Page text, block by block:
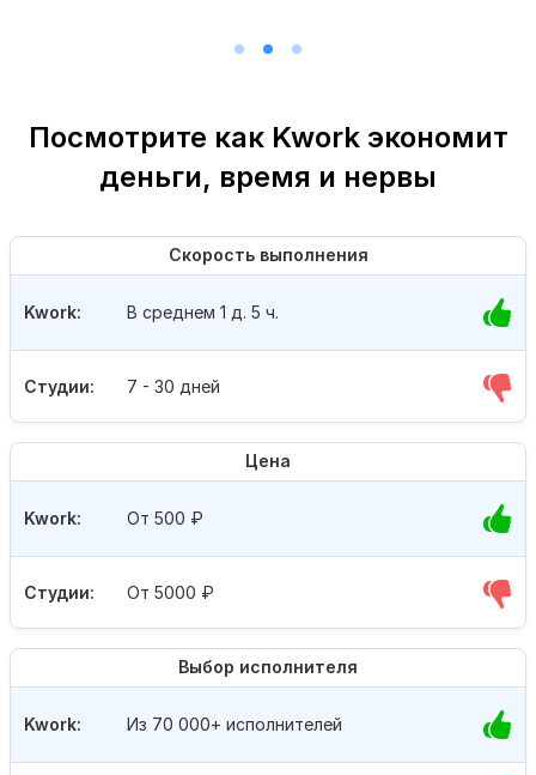
Посмотрите как Kwork экономит
деньги, время и нервы
Скорость выполнения
Студии: 7 - 30 дней
Kwork: В среднем 1 д. 5 ч.
Цена
Студии: От 5000 ₽
Kwork: От 500 ₽
Выбор исполнителя
Kwork: Из 70 000+ исполнителей